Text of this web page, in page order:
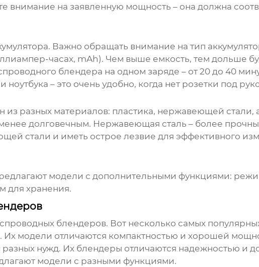
внимание на заявленную мощность – она должна
Важно обращать внимание на тип
часах, mAh). Чем выше емкость, тем дольше
блендера на одном заряде – от 20 до 40
– это очень удобно, когда нет розетки под
из разных материалов: пластика, нержавеющей
долговечным. Нержавеющая сталь – более
стали и иметь острое лезвие для эффективного
модели с дополнительными функциями:
для хранения.
блендеров. Вот несколько самых
Их модели отличаются компактностью и хорошей
нужд. Их блендеры отличаются надежностью и
модели с разными функциями.